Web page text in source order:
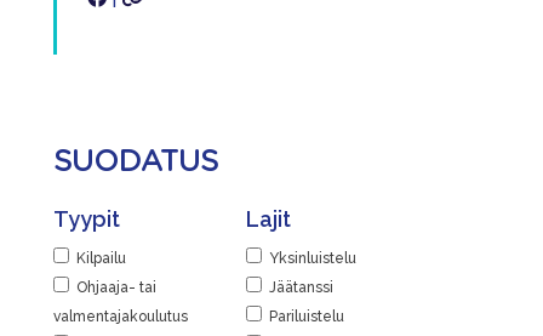
SUODATUS
Tyypit
Kilpailu
Ohjaaja- tai
valmentajakoulutus
Lajit
Yksinluistelu
Jäätanssi
Pariluistelu